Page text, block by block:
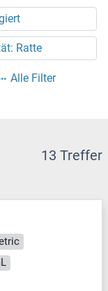
Ratte
Alle Filter
13 Treffer